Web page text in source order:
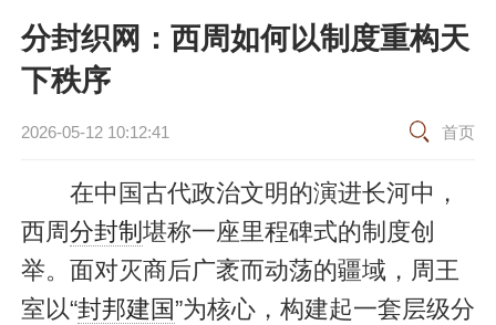
分封织网：西周如何以制度重构天
下秩序
2026-05-12 10:12:41 首页
在中国古代政治文明的演进长河中，
西周分封制 堪称一座里程碑式的制度创
举。面对灭商后广袤而动荡的疆域，周王
室以“封邦建国”为核心，构建起一套层级分